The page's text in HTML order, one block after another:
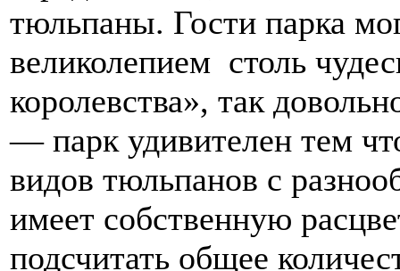
тюльпаны. Гости парка
великолепием столь
королевства», так
— парк удивителен тем
видов тюльпанов с
имеет собственную
подсчитать общее